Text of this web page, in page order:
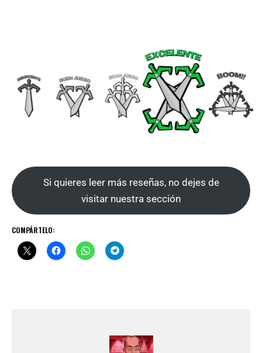
Si quieres leer más reseñas, no dejes de
visitar nuestra sección
COMPÁRTELO: